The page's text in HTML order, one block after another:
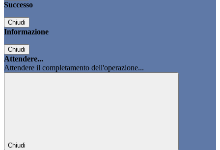
Successo
Chiudi
Informazione
Chiudi
Attendere...
Attendere il completamento dell'operazione...
Chiudi